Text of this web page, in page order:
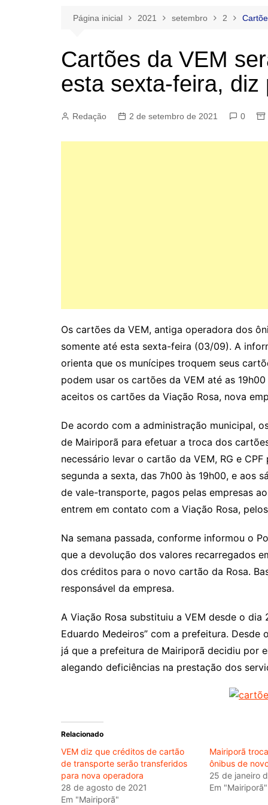
Página inicial 2021 setembro 2
Cartões da VEM
esta sexta-feira, diz
Redação 2 de setembro de 2021 0
Os cartões da VEM, antiga operadora dos
somente até esta sexta-feira (03/09). A
orienta que os munícipes troquem seus
podem usar os cartões da VEM até as
aceitos os cartões da Viação Rosa, nova
De acordo com a administração municipal,
de Mairiporã para efetuar a troca dos
necessário levar o cartão da VEM, RG e
segunda a sexta, das 7h00 às 19h00, e aos
de vale-transporte, pagos pelas empresas
entrem em contato com a Viação Rosa,
Na semana passada, conforme informou o
que a devolução dos valores recarregados
dos créditos para o novo cartão da Rosa.
responsável da empresa.
A Viação Rosa substituiu a VEM desde o
Eduardo Medeiros” com a prefeitura.
já que a prefeitura de Mairiporã decidiu por
alegando deficiências na prestação dos
Relacionado
VEM diz que créditos de cartão
de transporte serão transferidos
para nova operadora
28 de agosto de 2021
Em "Mairiporã"
Mairiporã
ônibus de
25 de janeiro
Em "Mairiporã"